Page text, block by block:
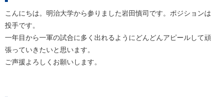
こんにちは。明治大学から参りました岩田慎司です。ポジションは
投手です。
一年目から一軍の試合に多く出れるようにどんどんアピールして頑
張っていきたいと思います。
ご声援よろしくお願いします。